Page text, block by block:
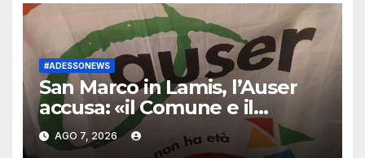
#ADESSONEWS
San Marco in Lamis, l’Auser
accusa: «il Comune e il
Consorzio si sono appropriati
del nostro Campo Estivo.
AGO 7, 2026